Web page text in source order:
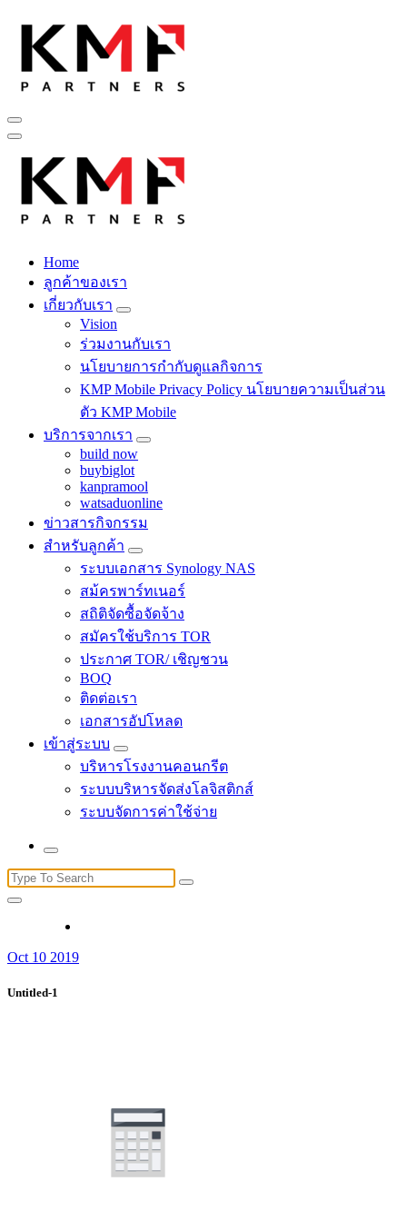
content
Fintech สำหรับวงการรับเหมาก่อสร้าง สู่อนาคตที่ดีกว่าไปพร้อม
กับเรา เพราะโอกาสรอไม่ได้
Fintech สำหรับวงการรับเหมาก่อสร้าง สู่อนาคตที่ดีกว่าไปพร้อม
กับเรา เพราะโอกาสรอไม่ได้
Home
ลูกค้าของเรา
เกี่ยวกับเรา
Vision
ร่วมงานกับเรา
นโยบายการกำกับดูแลกิจการ
KMP Mobile Privacy Policy นโยบายความเป็นส่วน
ตัว KMP Mobile
บริการจากเรา
build now
buybiglot
kanpramool
watsaduonline
ข่าวสารกิจกรรม
สำหรับลูกค้า
ระบบเอกสาร Synology NAS
สม้ครพาร์ทเนอร์
สถิติจัดซื้อจัดจ้าง
สมัครใช้บริการ TOR
ประกาศ TOR/ เชิญชวน
BOQ
ติดต่อเรา
เอกสารอัปโหลด
เข้าสู่ระบบ
บริหารโรงงานคอนกรีต
ระบบบริหารจัดส่งโลจิสติกส์
ระบบจัดการค่าใช้จ่าย
Search
for:
Oct 10 2019
Untitled-1